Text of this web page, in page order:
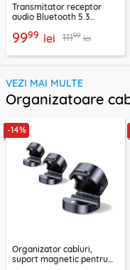
Transmitator receptor
audio Bluetooth 5.3
9999 lei 11199 lei
VEZI MAI MULTE
Organizatoare
-14%
Organizator cabluri,
suport magnetic pentru